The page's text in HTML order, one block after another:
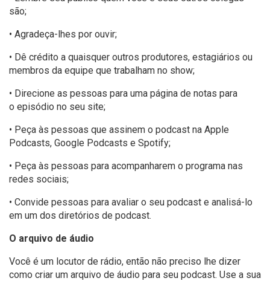
são;
• Agradeça-lhes por ouvir;
• Dê crédito a quaisquer outros produtores, estagiários ou
membros da equipe que trabalham no show;
• Direcione as pessoas para uma página de notas para
o episódio no seu site;
• Peça às pessoas que assinem o podcast na Apple
Podcasts, Google Podcasts e Spotify;
• Peça às pessoas para acompanharem o programa nas
redes sociais;
• Convide pessoas para avaliar o seu podcast e analisá-lo
em um dos diretórios de podcast.
O arquivo de áudio
Você é um locutor de rádio, então não preciso lhe dizer
como criar um arquivo de áudio para seu podcast. Use a sua